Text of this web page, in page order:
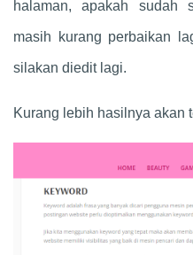
halaman, apakah sudah
masih kurang perbaikan
silakan diedit lagi.
Kurang lebih hasilnya akan